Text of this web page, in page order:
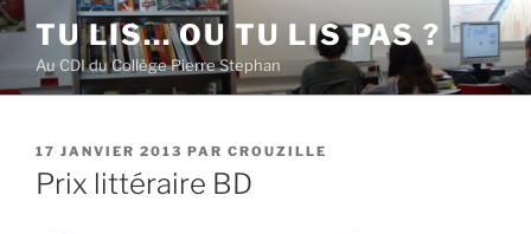
Aller
contenu
principal
TU LIS… OU TU LIS PAS ?
Au CDI du Collège Pierre Stephan
PUBLIÉ
LE
17 JANVIER 2013 PAR CROUZILLE
Prix littéraire BD